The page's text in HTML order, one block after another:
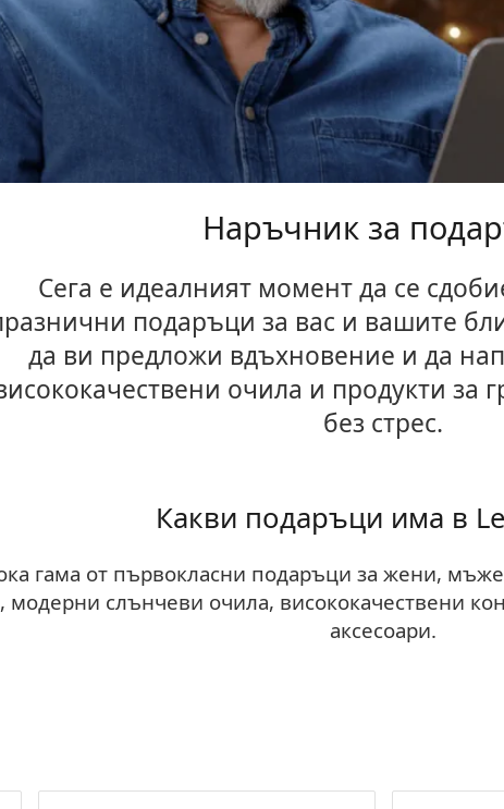
Наръчник за
Сега е идеалният момент да се
подаръци за вас и вашите
да ви предложи вдъхновение и да
очила и продукти за
без стрес.
Какви подаръци има в
гама от първокласни подаръци за жени,
модерни слънчеви очила, висококачествени
аксесоари.